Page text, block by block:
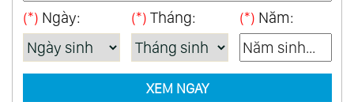
(*) Ngày: (*) Tháng: (*) Năm:
XEM NGAY